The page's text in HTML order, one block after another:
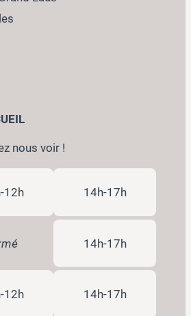
nous voir !
12h 14h-17h
14h-17h
12h 14h-17h